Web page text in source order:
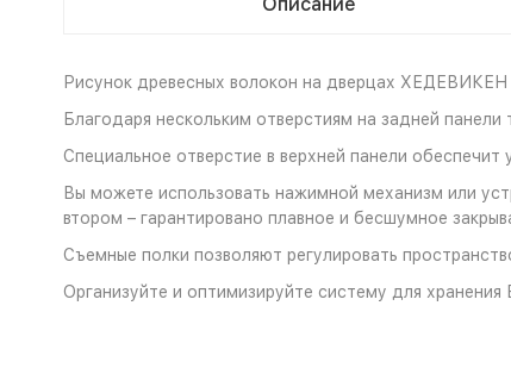
Рисунок древесных волокон на дверцах
Благодаря нескольким отверстиям на задней
Специальное отверстие в верхней панели
Вы можете использовать нажимной механизм или
втором – гарантировано плавное и бесшумное
Съемные полки позволяют регулировать
Организуйте и оптимизируйте систему для